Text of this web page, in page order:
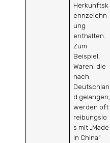
Herkunftsk
ennzeichn
ung
enthalten.
Zum
Beispiel,
Waren, die
nach
Deutschlan
d gelangen,
werden oft
reibungslo
s mit „Made
in China“